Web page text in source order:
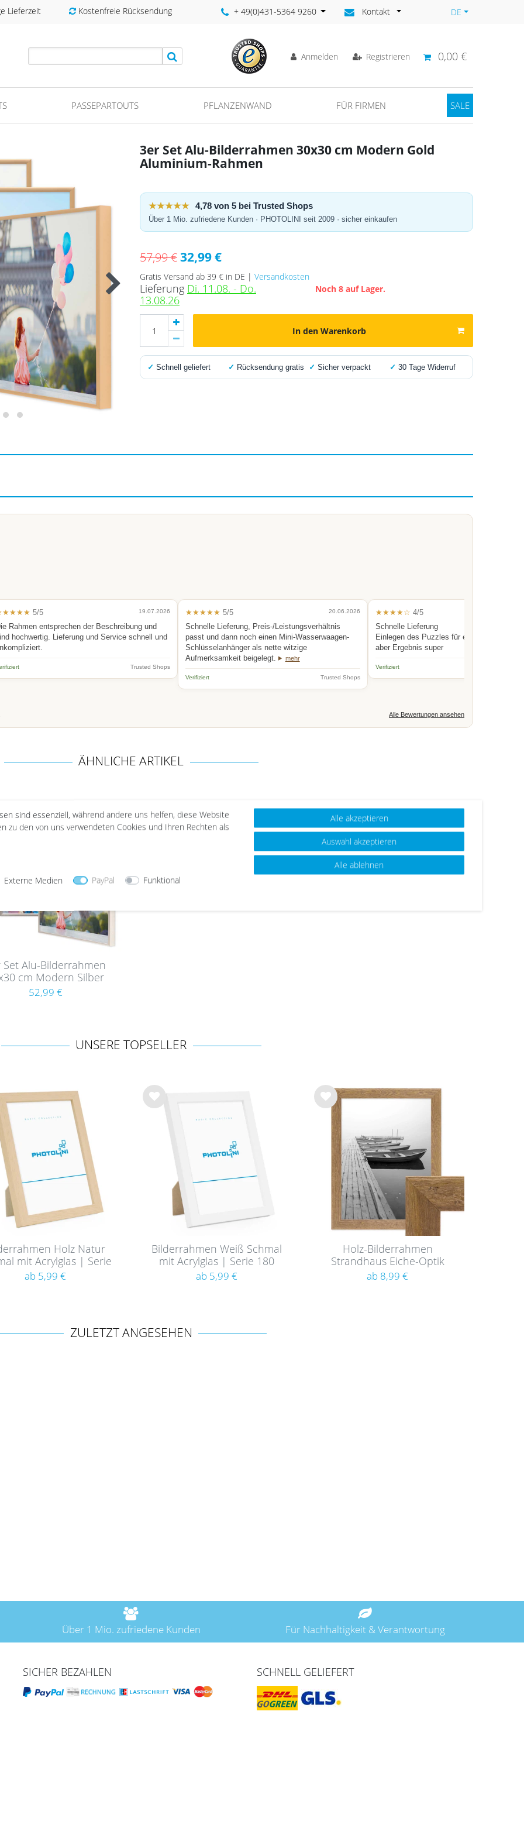
Lieferzeit Kostenfreie Rücksendung + 49(0)431-5364 9260 Kontakt DE
Anmelden Registrieren 0,00 €
PASSEPARTOUTS PFLANZENWAND FÜR FIRMEN SALE
3er Set Alu-Bilderrahmen 30x30 cm Modern Gold
Aluminium-Rahmen
★★★★★ 4,78 von 5 bei Trusted Shops
Über 1 Mio. zufriedene Kunden · PHOTOLINI seit 2009 · sicher einkaufen
57,99 €32,99 €
Gratis Versand ab 39 € in DE | Versandkosten
Lieferung Di. 11.08. - Do.
13.08.26
Noch 8 auf Lager.
In den Warenkorb
✓ Schnell geliefert ✓ Rücksendung gratis ✓ Sicher verpackt ✓ 30 Tage Widerruf
5/5 19.07.2026
Rahmen entsprechen der Beschreibung und
hochwertig. Lieferung und Service schnell und
Trusted Shops
★★★★★ 5/5 20.06.2026
Schnelle Lieferung, Preis-/Leistungsverhältnis
passt und dann noch einen Mini-Wasserwaagen-
Schlüsselanhänger als nette witzige
Aufmerksamkeit beigelegt.
mehr
Verifiziert Trusted Shops
★★★★☆ 4/5
Schnelle Lieferung
Einlegen des Puzzles für eine Person
aber Ergebnis super
Verifiziert
Alle Bewertungen ansehen
ÄHNLICHE ARTIKEL
Set Alu-Bilderrahmen
cm Modern Silber
Aluminium-Rahmen
52,99 €
UNSERE TOPSELLER
Holz Natur
mit Acrylglas | Serie
180
ab 5,99 €
Wu
Bilderrahmen Weiß Schmal
mit Acrylglas | Serie 180
ab 5,99 €
Wu
Holz-Bilderrahmen
Strandhaus Eiche-Optik
Rustikal
ab 8,99 €
ZULETZT ANGESEHEN
Über 1 Mio. zufriedene Kunden Für Nachhaltigkeit & Verantwortung
SICHER BEZAHLEN SCHNELL GELIEFERT
sind essenziell, während andere uns helfen, diese Website
zu den von uns verwendeten Cookies und Ihren Rechten als
Externe Medien PayPal
Funktional
Alle akzeptieren
Auswahl akzeptieren
Alle ablehnen